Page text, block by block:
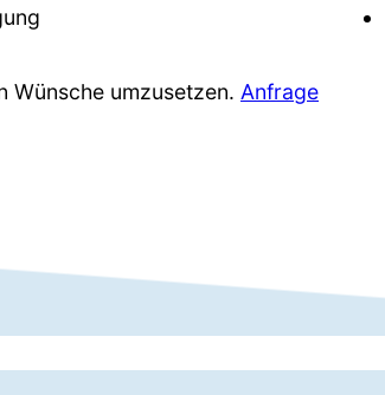
Wünsche umzusetzen. Anfrage